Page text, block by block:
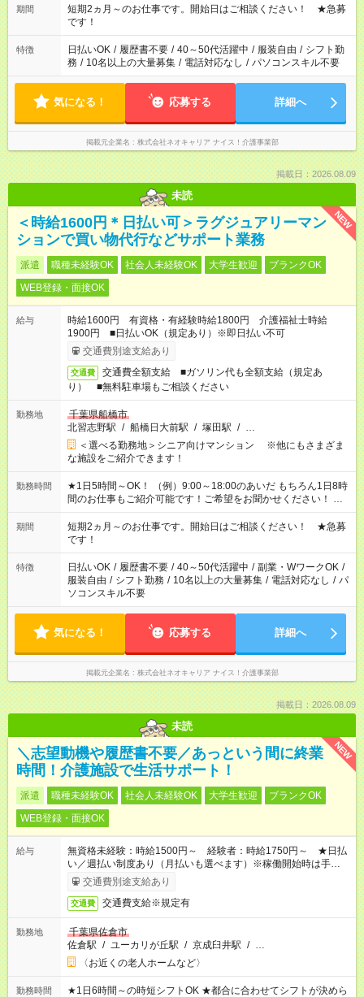
でお休みや時間の調整が必要な場合も遠慮なくご相談くださ
い。
期間
短期2ヵ月～のお仕事です。開始日はご相談ください！ ★急募
です！
特徴 日払いOK / 履歴書不要 / 40～50代活躍中 / 服装自由 / シフト勤
務 / 10名以上の大量募集 / 電話対応なし / パソコンスキル不要
気になる！ 応募する 詳細へ
掲載元企業名 株式会社ネオキャリア ナイス！介護事業部
掲載日：2026.08.09
未読
NEW
＜時給1600円＊日払い可＞ラグジュアリーマン
ションで買い物代行などサポート業務
派遣 職種未経験OK 社会人未経験OK 大学生歓迎
ブランクOK
WEB登録・面接OK
給与
時給1600円 有資格・有経験時給1800円 介護福祉士時給
1900円 ■日払いOK（規定あり）※即日払い不可
交通費別途支給あり
交通費
交通費全額支給 ■ガソリン代も全額支給（規定あ
り） ■無料駐車場もご相談ください
勤務地
千葉県船橋市
北習志野駅 / 船橋日大前駅 / 塚田駅 / …
＜選べる勤務地＞シニア向けマンション ※他にもさまざま
な施設をご紹介できます！
勤務時間
★1日5時間～OK！ （例）9:00～18:00のあいだ もちろん1日8時
間のお仕事もご紹介可能です！ご希望をお聞かせください！ ★
家庭の都合でお休みが必要な場合も遠慮なくご相談ください。
※週最低15時間以上の勤務が必要です
期間
短期2ヵ月～のお仕事です。開始日はご相談ください！ ★急募
です！
特徴 日払いOK / 履歴書不要 / 40～50代活躍中 / 副業・WワークOK /
服装自由 / シフト勤務 / 10名以上の大量募集 / 電話対応なし / パ
ソコンスキル不要
気になる！ 応募する 詳細へ
掲載元企業名 株式会社ネオキャリア ナイス！介護事業部
掲載日：2026.08.09
未読
NEW
＼志望動機や履歴書不要／あっという間に終業
時間！介護施設で生活サポート！
派遣 職種未経験OK 社会人未経験OK 大学生歓迎
ブランクOK
WEB登録・面接OK
給与
無資格未経験：時給1500円～ 経験者：時給1750円～ ★日払
い／週払い制度あり（月払いも選べます）※稼働開始時は手続き
完了次第のお支払いとなります。
交通費別途支給あり
交通費 交通費支給※規定有
勤務地
千葉県佐倉市
佐倉駅 / ユーカリが丘駅 / 京成臼井駅 / …
〈お近くの老人ホームなど〉
勤務時間
★1日6時間～の時短シフトOK ★都合に合わせてシフトが決めら